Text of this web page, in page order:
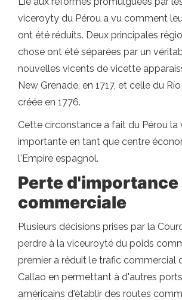
viceroyty du Pérou a vu comment
ont été réduits. Deux principales
chose ont été séparées par un
nouvelles vicents de vicette
New Grenade, en 1717, et celle du
créée en 1776.
Cette circonstance a fait du Pérou la
importante en tant que centre
l'Empire espagnol.
Perte d'importance
commerciale
Plusieurs décisions prises par la
perdre à la viceuroyté du poids
premier a réduit le trafic commercial
Callao en permettant à d'autres
américains d'établir des routes